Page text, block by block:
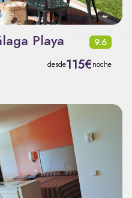
Playa 9.6
desde115€noche